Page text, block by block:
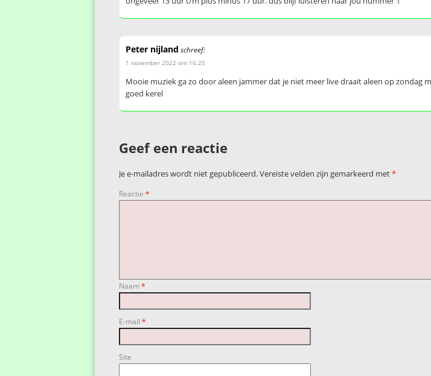
Peter nijland schreef:
1 november 2022 om 16:25
Mooie muziek ga zo door aleen jammer dat je niet meer live draait aleen op zondag
goed kerel
Geef een reactie
Je e-mailadres wordt niet gepubliceerd.Vereiste velden zijn gemarkeerd met*
Reactie *
Naam *
E-mail *
Site